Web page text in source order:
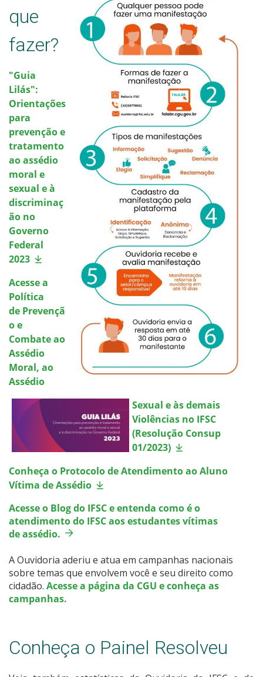
que
fazer?
"Guia
Lilás":
Orientações
para
prevenção e
tratamento
ao assédio
moral e
sexual e à
discriminaç
ão no
Governo
Federal
2023
Acesse a
Política
de Prevençã
o e
Combate ao
Assédio
Moral, ao
Assédio
Sexual e às demais
Violências no IFSC
(Resolução Consup
01/2023)
Conheça o Protocolo de Atendimento ao Aluno
Vítima de Assédio
Acesse o Blog do IFSC e entenda como é o
atendimento do IFSC aos estudantes vítimas
de assédio.
A Ouvidoria aderiu e atua em campanhas nacionais
sobre temas que envolvem você e seu direito como
cidadão. Acesse a página da CGU e conheça as
campanhas.
Conheça o Painel Resolveu